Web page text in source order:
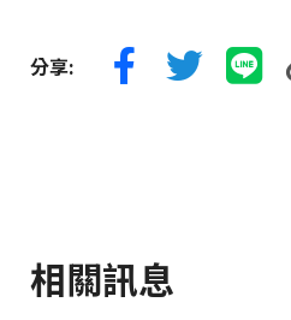
分享:
相關訊息